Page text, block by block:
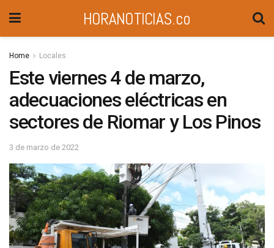
HORANOTICIAS.co
Home Locales
Este viernes 4 de marzo,
adecuaciones eléctricas en
sectores de Riomar y Los Pinos
3 de marzo de 2022